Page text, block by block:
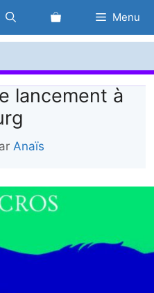
Menu
lancement à
Anaïs